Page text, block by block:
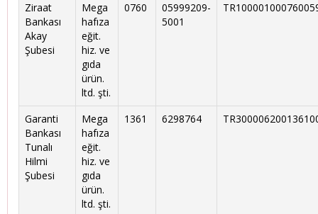
Ziraat
Bankası
Akay
Şubesi
Mega
hafıza
eğit.
hiz. ve
gıda
ürün.
ltd. şti.
0760
05999209-
5001
Garanti
Bankası
Tunalı
Hilmi
Şubesi
Mega
hafıza
eğit.
hiz. ve
gıda
ürün.
ltd. şti.
1361 6298764